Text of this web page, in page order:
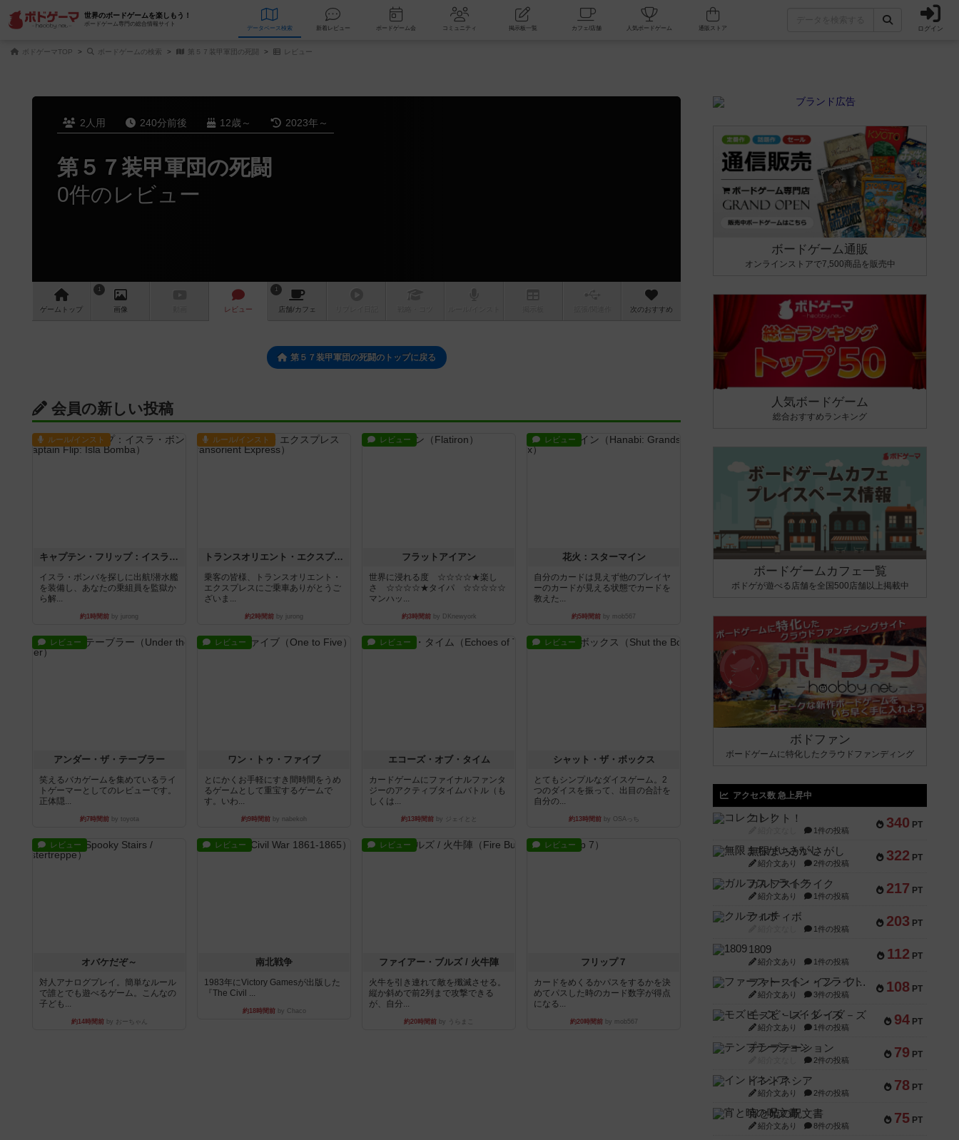
世界のボードゲームを楽しもう！
ボードゲーム専門の総合情報サイト
データベース 検索 新着レビュー ボードゲーム会 コミュニティ 掲示板一覧 カフェ/店舗 人気ボードゲーム ログイン
ボドゲーマTOP ボードゲームの検索 第５７装甲軍団の死闘 レビュー
2人用 240分前後 12歳～ 2023年～
第５７装甲軍団の死闘
0件のレビュー
ゲーム トップ
1
画像 レビュー
1
店舗/カフェ 次のおすすめ
第５７装甲軍団の死闘のトップに戻る
会員の新しい投稿
ルール/インスト
キャプテン・フリップ：イスラ・ボンバ
イスラ・ボンバを探しに出航!潜水艦
を装備し、あなたの乗組員を監獄か
ら解...
約1時間前 by jurong
ルール/インスト
トランスオリエント・エクスプレス
乗客の皆様、トランスオリエント・
エクスプレスにご乗車ありがとうご
ざいま...
約2時間前 by jurong
レビュー
フラットアイアン
世界に浸れる度 ☆☆☆☆★楽し
さ ☆☆☆☆★タイパ ☆☆☆☆☆
マンハッ...
約3時間前by DKnewyork
レビュー
花火：スターマイン
自分のカードは見えず他のプレイヤ
ーのカードが見える状態でカードを
教えた...
約5時間前 by mob567
レビュー
アンダー・ザ・テーブラー
笑えるバカゲームを集めているライ
トゲーマーとしてのレビューです。
正体隠...
約7時間前by toyota
レビュー
ワン・トゥ・ファイブ
とにかくお手軽にすき間時間をうめ
るゲームとして重宝するゲームで
す。いわ...
約9時間前 by nabekoh
レビュー
エコーズ・オブ・タイム
カードゲームにファイナルファンタ
ジーのアクティブタイムバトル（も
しくは...
約13時間前by ジェイとと
レビュー
シャット・ザ・ボックス
とてもシンプルなダイスゲーム。2
つのダイスを振って、出目の合計を
自分の...
約13時間前by OSAっち
レビュー
オバケだぞ～
対人アナログプレイ。簡単なルール
で誰とでも遊べるゲーム。こんなの
子ども...
約14時間前by おーちゃん
レビュー
南北戦争
1983年にVictory Gamesが出版した
『The Civil ...
約18時間前by Chaco
レビュー
ファイアー・ブルズ / 火牛陣
火牛を引き連れて敵を殲滅させる。
縦か斜めで前2列まで攻撃できる
が、自分...
約20時間前 by うらまこ
レビュー
フリップ７
カードをめくるかパスをするかを決
めてパスした時のカード数字が得点
になる...
約20時間前by mob567
ボードゲーム通販
オンラインストアで7,500商品を販売中
人気ボードゲーム
総合おすすめランキング
ボードゲームカフェ一覧
ボドゲが遊べる店舗を全国500店舗以上掲載中
ボドファン
ボードゲームに特化したクラウドファンディング
アクセス数 急上昇中
340 PT
コレクト！
1件の投稿
322 PT
無限まちがいさがし
紹介文あり 2件の投稿
217 PT
ガルフストライク
紹介文あり 1件の投稿
203 PT
クルティボ
1件の投稿
112 PT
1809
紹介文あり 1件の投稿
108 PT
ファースト・イン・フライト
紹介文あり 3件の投稿
94 PT
モズビ－ズ・レイダ－ズ
紹介文あり 1件の投稿
79 PT
テンプテーション
2件の投稿
78 PT
インドネシア
紹介文あり 2件の投稿
75 PT
宵と暁の呪文書
紹介文あり 8件の投稿